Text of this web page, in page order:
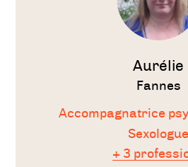
Aurélie
Fannes
Accompagnatrice
Sexologue
+ 3